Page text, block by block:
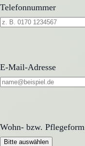
Telefonnummer
E-Mail-Adresse
Wohn- bzw. Pflegeform
Wohn- bzw. Pflegeform
Bitte auswählen